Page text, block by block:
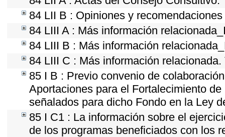
84 LII B : Opiniones y
84 LIII A : Más información
84 LIII B : Más información
84 LIII C : Más información
85 I B : Previo convenio de
Aportaciones para el Fortalecimiento
señalados para dicho Fondo en la Ley
85 I C1 : La información sobre el
de los programas beneficiados con los